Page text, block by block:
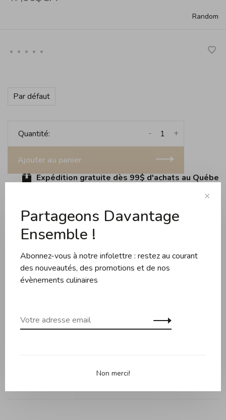
Random
• • • • •
Par défaut
Quantité: +
-
Ajouter au panier
Expédition gratuite dès 99$ d'achats au Québec
Partager ce produit: Facebook Twitter Pinterest
Évaluations
• • •
0 étoiles selon 0 avis
✕
Partageons Davantage
Ensemble !
Abonnez-vous à notre infolettre : restez au courant
des nouveautés, des promotions et de nos
évènements culinaires
Non merci!